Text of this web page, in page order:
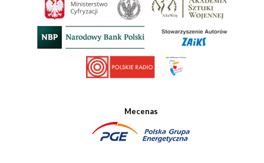
Mecenas